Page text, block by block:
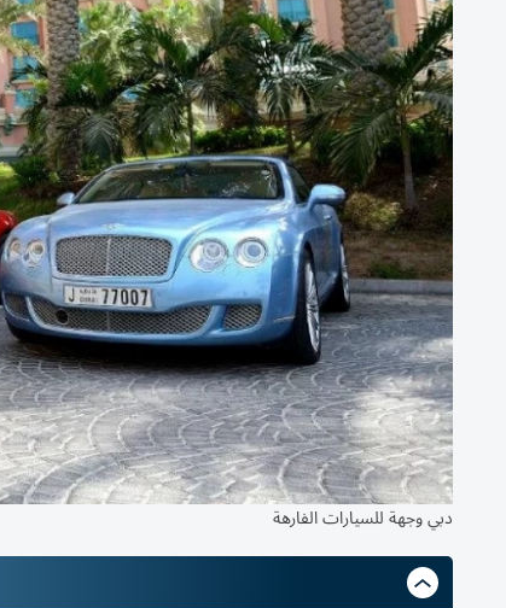
دبي وجهة للسيارات الفارهة